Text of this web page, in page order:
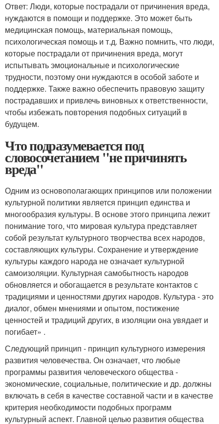
Ответ: Люди, которые пострадали от причинения вреда,
нуждаются в помощи и поддержке. Это может быть
медицинская помощь, материальная помощь,
психологическая помощь и т.д. Важно помнить, что люди,
которые пострадали от причинения вреда, могут
испытывать эмоциональные и психологические
трудности, поэтому они нуждаются в особой заботе и
поддержке. Также важно обеспечить правовую защиту
пострадавших и привлечь виновных к ответственности,
чтобы избежать повторения подобных ситуаций в
будущем.
Что подразумевается под
словосочетанием "не причинять
вреда"
Одним из основополагающих принципов или положении
культурной политики является принцип единства и
многообразия культуры. В основе этого принципа лежит
понимание того, что мировая культура представляет
собой результат культурного творчества всех народов,
составляющих культуры. Сохранение и утверждение
культуры каждого народа не означает культурной
самоизоляции. Культурная самобытность народов
обновляется и обогащается в результате контактов с
традициями и ценностями других народов. Культура - это
диалог, обмен мнениями и опытом, постижение
ценностей и традиций других, в изоляции она увядает и
погибает» .
Следующий принцип - принцип культурного измерения
развития человечества. Он означает, что любые
программы развития человеческого общества -
экономические, социальные, политические и др. должны
включать в себя в качестве составной части и в качестве
критерия необходимости подобных программ
культурный аспект. Главной целью развития общества